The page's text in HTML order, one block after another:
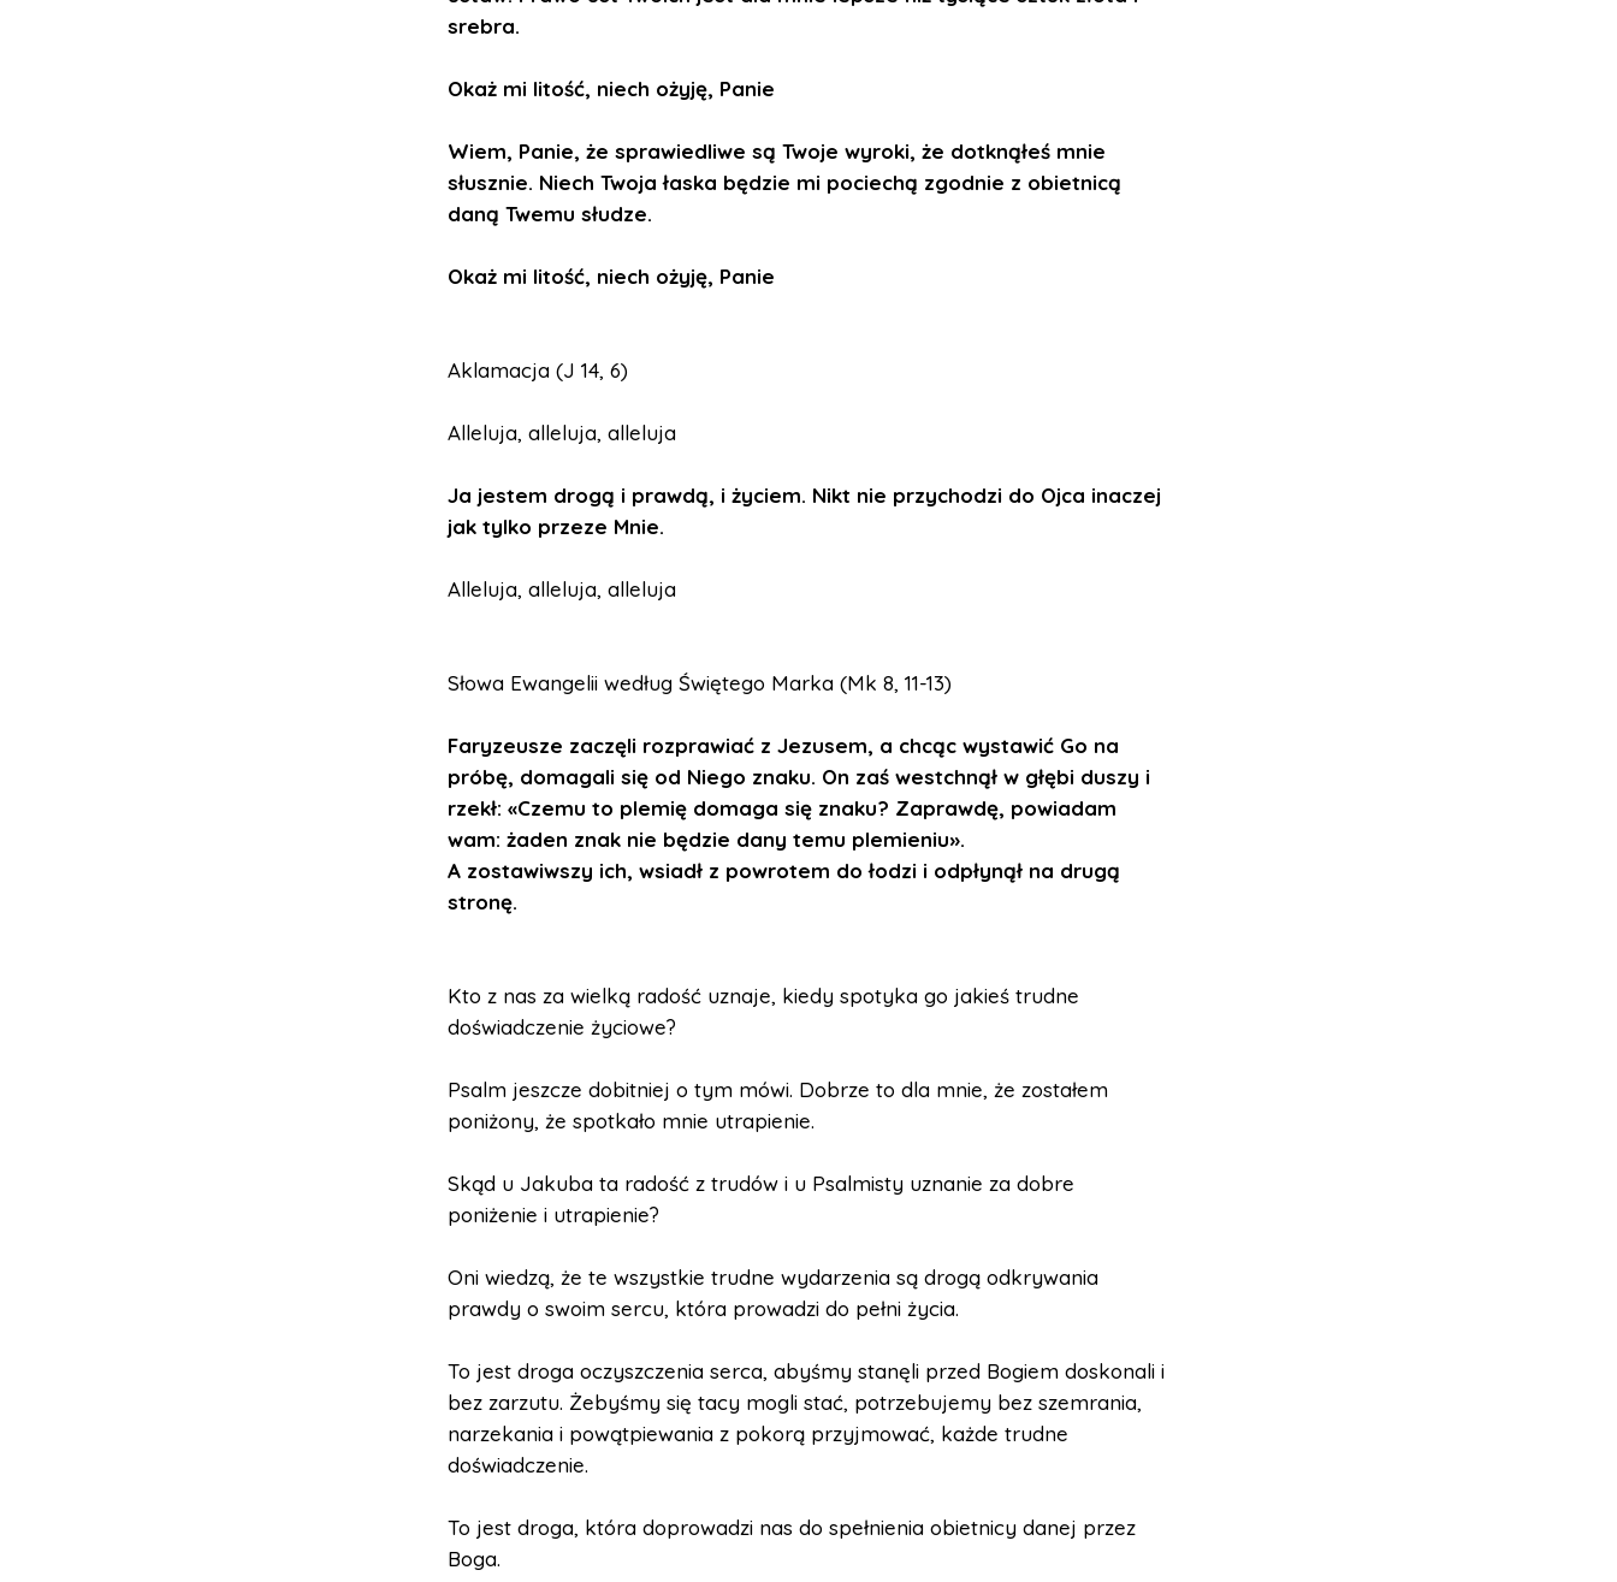
srebra.
Okaż mi litość, niech ożyję, Panie
Wiem, Panie, że sprawiedliwe są Twoje wyroki, że dotknąłeś mnie
słusznie. Niech Twoja łaska będzie mi pociechą zgodnie z obietnicą
daną Twemu słudze.
Okaż mi litość, niech ożyję, Panie
Aklamacja (J 14, 6)
Alleluja, alleluja, alleluja
Ja jestem drogą i prawdą, i życiem. Nikt nie przychodzi do Ojca inaczej
jak tylko przeze Mnie.
Alleluja, alleluja, alleluja
Słowa Ewangelii według Świętego Marka (Mk 8, 11-13)
Faryzeusze zaczęli rozprawiać z Jezusem, a chcąc wystawić Go na
próbę, domagali się od Niego znaku. On zaś westchnął w głębi duszy i
rzekł: «Czemu to plemię domaga się znaku? Zaprawdę, powiadam
wam: żaden znak nie będzie dany temu plemieniu».
A zostawiwszy ich, wsiadł z powrotem do łodzi i odpłynął na drugą
stronę.
Kto z nas za wielką radość uznaje, kiedy spotyka go jakieś trudne
doświadczenie życiowe?
Psalm jeszcze dobitniej o tym mówi. Dobrze to dla mnie, że zostałem
poniżony, że spotkało mnie utrapienie.
Skąd u Jakuba ta radość z trudów i u Psalmisty uznanie za dobre
poniżenie i utrapienie?
Oni wiedzą, że te wszystkie trudne wydarzenia są drogą odkrywania
prawdy o swoim sercu, która prowadzi do pełni życia.
To jest droga oczyszczenia serca, abyśmy stanęli przed Bogiem doskonali i
bez zarzutu. Żebyśmy się tacy mogli stać, potrzebujemy bez szemrania,
narzekania i powątpiewania z pokorą przyjmować, każde trudne
doświadczenie.
To jest droga, która doprowadzi nas do spełnienia obietnicy danej przez
Boga.